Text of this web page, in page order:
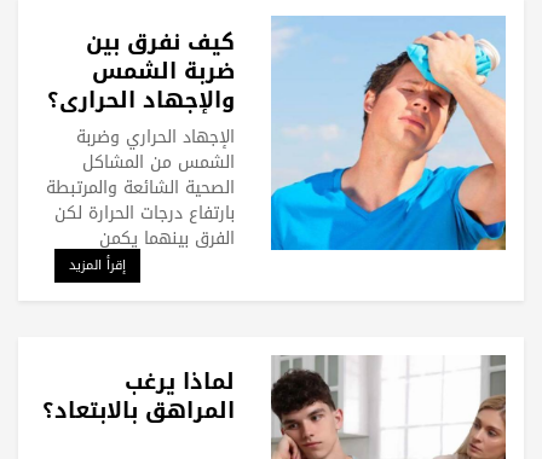
كيف نفرق بين
ضربة الشمس
والإجهاد الحراري؟
الإجهاد الحراري وضربة
الشمس من المشاكل
الصحية الشائعة والمرتبطة
بارتفاع درجات الحرارة لكن
الفرق بينهما يكمن
إقرأ المزيد
لماذا يرغب
المراهق بالابتعاد؟